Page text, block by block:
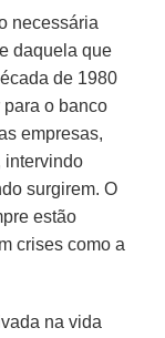
necessária
daquela que
de 1980
o banco
empresas,
intervindo
surgirem. O
estão
crises como a
na vida